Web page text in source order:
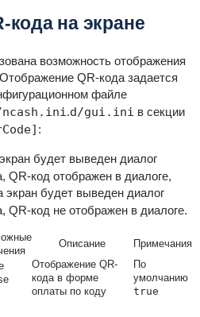
кода на экране
возможность отображения
QR-кода задается
файле
.d/gui.ini в секции
:
будет выведен диалог
QR-код отображен в диалоге,
экран будет выведен диалог
QR-код не отображен в диалоге.
Описание Примечания
Отображение QR-
кода в форме
оплаты по коду
По
умолчанию
true